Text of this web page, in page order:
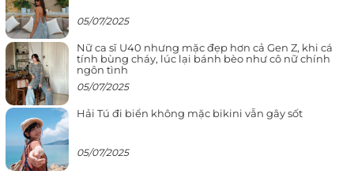
05/07/2025
Nữ ca sĩ U40 nhưng mặc đẹp hơn cả Gen Z, khi cá
tính bùng cháy, lúc lại bánh bèo như cô nữ chính
ngôn tình
05/07/2025
Hải Tú đi biển không mặc bikini vẫn gây sốt
05/07/2025